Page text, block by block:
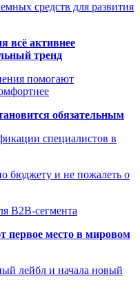
средств для развития
всё активнее
тренд
помогают
обязательным
специалистов в
бюджету и не пожалеть о
B2B-сегмента
место в мировом
лейбл и начала новый